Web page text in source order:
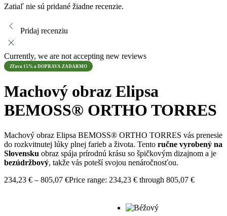
Zatiaľ nie sú pridané žiadne recenzie.
Pridaj recenziu
Currently, we are not accepting new reviews
Zľava 15% a DOPRAVA ZADARMO
Machový obraz Elipsa
BEMOSS® ORTHO TORRES
Machový obraz Elipsa BEMOSS® ORTHO TORRES vás prenesie
do rozkvitnutej lúky plnej farieb a života. Tento ručne vyrobený na
Slovensku obraz spája prírodnú krásu so špičkovým dizajnom a je
bezúdržbový, takže vás poteší svojou nenáročnosťou.
234,23 € – 805,07 €Price range: 234,23 € through 805,07 €